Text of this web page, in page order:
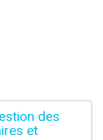
des
et